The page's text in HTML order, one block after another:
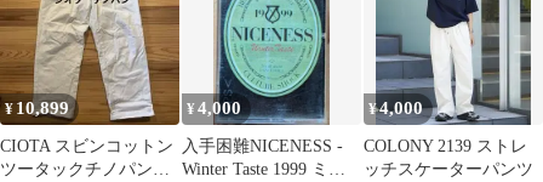
¥ 10,899
CIOTA スビンコットン
ツータックチノパンツ
¥4,000
入手困難NICENESS -
Winter Taste 1999 ミッ
¥4,000
COLONY 2139 ストレ
ッチスケーターパンツ